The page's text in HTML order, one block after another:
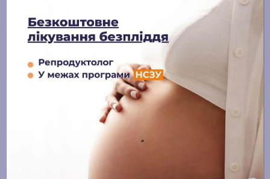
Отримати
консультацію чи
записатись на прийом